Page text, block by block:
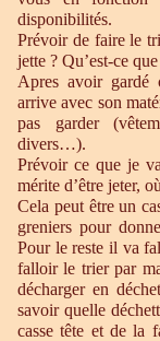
disponibilités.
Prévoir de faire le
jette ? Qu’est-ce
Apres avoir gardé
arrive avec son
pas garder
divers…).
Prévoir ce que je
mérite d’être jeter,
Cela peut être un
greniers pour
Pour le reste il va
falloir le trier par
décharger en
savoir quelle
casse tête et de la